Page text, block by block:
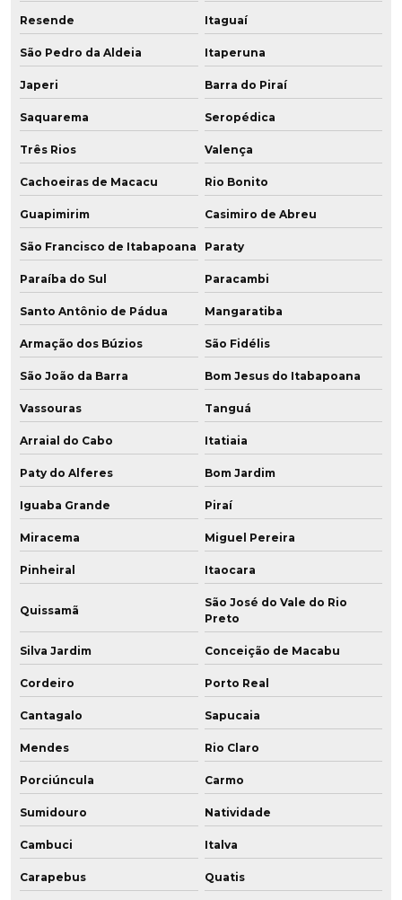
Resende Itaguaí
São Pedro da Aldeia Itaperuna
Japeri Barra do Piraí
Saquarema Seropédica
Três Rios Valença
Cachoeiras de Macacu Rio Bonito
Guapimirim Casimiro de Abreu
São Francisco de Itabapoana Paraty
Paraíba do Sul Paracambi
Santo Antônio de Pádua Mangaratiba
Armação dos Búzios São Fidélis
São João da Barra Bom Jesus do Itabapoana
Vassouras Tanguá
Arraial do Cabo Itatiaia
Paty do Alferes Bom Jardim
Iguaba Grande Piraí
Miracema Miguel Pereira
Pinheiral Itaocara
Quissamã
São José do Vale do Rio
Preto
Silva Jardim Conceição de Macabu
Cordeiro Porto Real
Cantagalo Sapucaia
Mendes Rio Claro
Porciúncula Carmo
Sumidouro Natividade
Cambuci Italva
Carapebus Quatis